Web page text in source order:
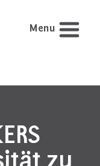
Menu
zu